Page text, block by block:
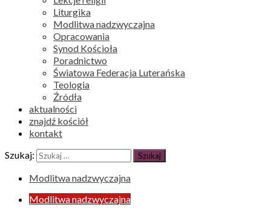
Liturgika
Modlitwa nadzwyczajna
Opracowania
Synod Kościoła
Poradnictwo
Światowa Federacja Luterańska
Teologia
Źródła
aktualności
znajdź kościół
kontakt
Szukaj:
Modlitwa nadzwyczajna
Modlitwa nadzwyczajna